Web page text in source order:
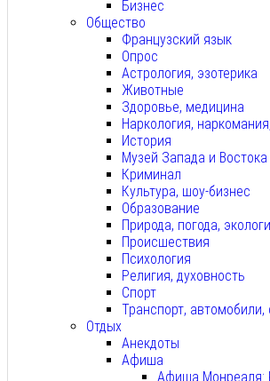
Бизнес
Общество
Французский язык
Опрос
Астрология, эзотерика
Животные
Здоровье, медицина
Наркология,
История
Музей Запада и Востока
Криминал
Культура, шоу-бизнес
Образование
Природа, погода,
Происшествия
Психология
Религия, духовность
Спорт
Транспорт,
Отдых
Анекдоты
Афиша
Афиша Монреаля: